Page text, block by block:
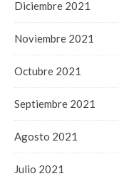
Diciembre 2021
Noviembre 2021
Octubre 2021
Septiembre 2021
Agosto 2021
Julio 2021